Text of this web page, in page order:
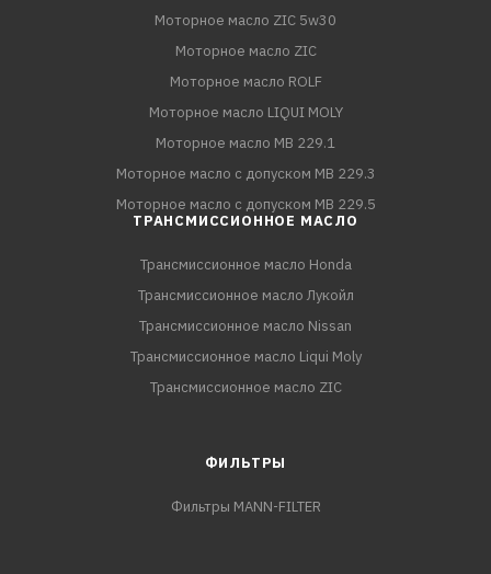
Моторное масло ZIC 5w30
Моторное масло ZIC
Моторное масло ROLF
Моторное масло LIQUI MOLY
Моторное масло MB 229.1
Моторное масло с допуском MB 229.3
Моторное масло с допуском MB 229.5
ТРАНСМИССИОННОЕ МАСЛО
Трансмиссионное масло Honda
Трансмиссионное масло Лукойл
Трансмиссионное масло Nissan
Трансмиссионное масло Liqui Moly
Трансмиссионное масло ZIC
ФИЛЬТРЫ
Фильтры MANN-FILTER